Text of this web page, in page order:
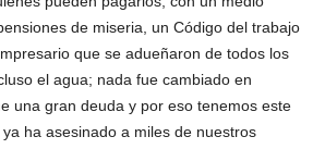
de miseria, un Código del trabajo
que se adueñaron de todos los
el agua; nada fue cambiado en
una gran deuda y por eso tenemos este
ha asesinado a miles de nuestros